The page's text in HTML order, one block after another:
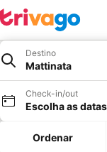
Destino
Mattinata
Check-in/out
Escolha as datas
Ordenar